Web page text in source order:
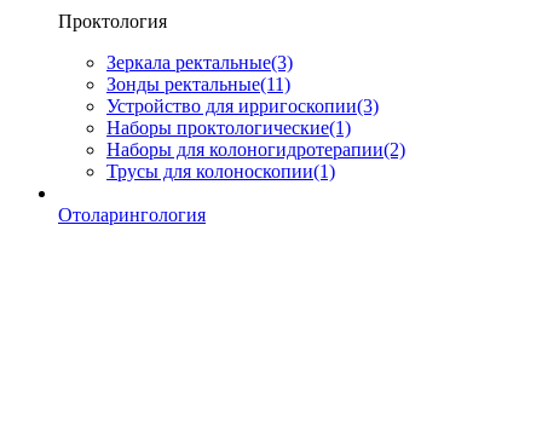
Проктология
Зеркала ректальные(3)
Зонды ректальные(11)
Устройство для ирригоскопии(3)
Наборы проктологические(1)
Наборы для колоногидротерапии(2)
Трусы для колоноскопии(1)
Отоларингология